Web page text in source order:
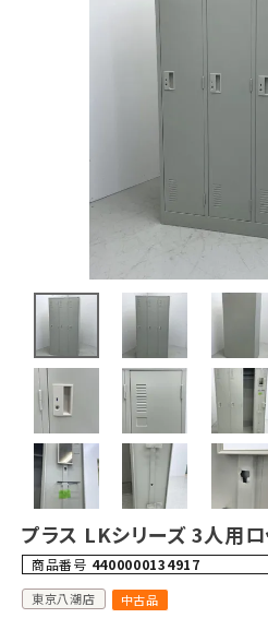
プラス LKシリーズ 3人用ロ
商品番号 4400000134917
東京八潮店 中古品